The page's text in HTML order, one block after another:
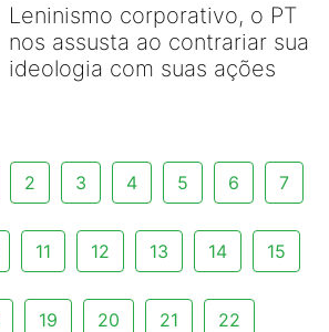
Leninismo corporativo, o PT
nos assusta ao contrariar sua
ideologia com suas ações
2 3 4 5 6 7
11 12 13 14 15
19 20 21 22